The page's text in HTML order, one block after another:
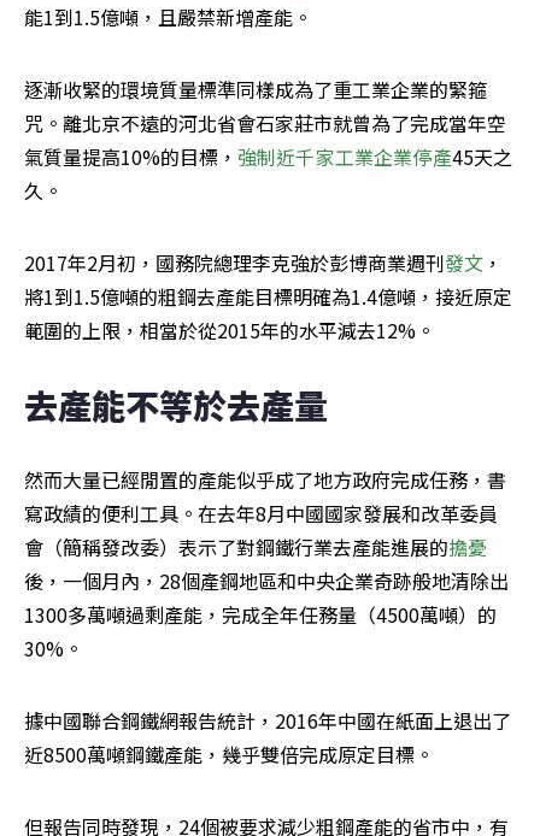
能1到1.5億噸，且嚴禁新增產能。
逐漸收緊的環境質量標準同樣成為了重工業企業的緊箍
咒。離北京不遠的河北省會石家莊市就曾為了完成當年空
氣質量提高10%的目標， 強制近千家工業企業停產45天之
久。
2017年2月初，國務院總理李克強於彭博商業週刊發文 ，
將1到1.5億噸的粗鋼去產能目標明確為1.4億噸，接近原定
範圍的上限，相當於從2015年的水平減去12%。
去產能不等於去產量
然而大量已經閒置的產能似乎成了地方政府完成任務，書
寫政績的便利工具。在去年8月中國國家發展和改革委員
會（簡稱發改委）表示了對鋼鐵行業去產能進展的擔憂
後，一個月內，28個產鋼地區和中央企業奇跡般地清除出
1300多萬噸過剩產能，完成全年任務量（4500萬噸）的
30%。
據中國聯合鋼鐵網報告統計，2016年中國在紙面上退出了
近8500萬噸鋼鐵產能，幾乎雙倍完成原定目標。
但報告同時發現，24個被要求減少粗鋼產能的省市中，有